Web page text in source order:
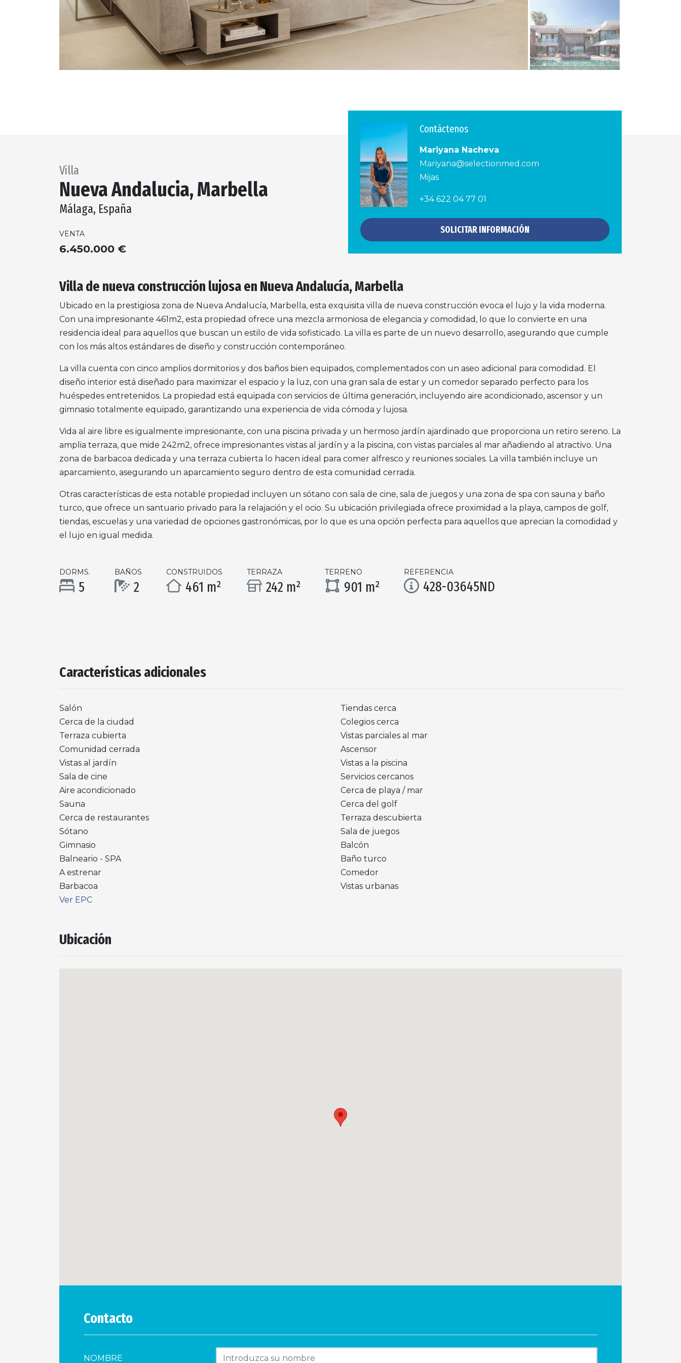
Villa
Nueva Andalucia, Marbella
Málaga, España
VENTA
6.450.000 €
Contáctenos
Mariyana Nacheva
Mariyana@selectionmed.com
Mijas
+34 622 04 77 01
SOLICITAR INFORMACIÓN
Villa de nueva construcción lujosa en Nueva Andalucía, Marbella
Ubicado en la prestigiosa zona de Nueva Andalucía, Marbella, esta exquisita villa de nueva construcción evoca el lujo y la vida moderna.
Con una impresionante 461m2, esta propiedad ofrece una mezcla armoniosa de elegancia y comodidad, lo que lo convierte en una
residencia ideal para aquellos que buscan un estilo de vida sofisticado. La villa es parte de un nuevo desarrollo, asegurando que cumple
con los más altos estándares de diseño y construcción contemporáneo.
La villa cuenta con cinco amplios dormitorios y dos baños bien equipados, complementados con un aseo adicional para comodidad. El
diseño interior está diseñado para maximizar el espacio y la luz, con una gran sala de estar y un comedor separado perfecto para los
huéspedes entretenidos. La propiedad está equipada con servicios de última generación, incluyendo aire acondicionado, ascensor y un
gimnasio totalmente equipado, garantizando una experiencia de vida cómoda y lujosa.
Vida al aire libre es igualmente impresionante, con una piscina privada y un hermoso jardín ajardinado que proporciona un retiro sereno. La
amplia terraza, que mide 242m2, ofrece impresionantes vistas al jardín y a la piscina, con vistas parciales al mar añadiendo al atractivo. Una
zona de barbacoa dedicada y una terraza cubierta lo hacen ideal para comer alfresco y reuniones sociales. La villa también incluye un
aparcamiento, asegurando un aparcamiento seguro dentro de esta comunidad cerrada.
Otras características de esta notable propiedad incluyen un sótano con sala de cine, sala de juegos y una zona de spa con sauna y baño
turco, que ofrece un santuario privado para la relajación y el ocio. Su ubicación privilegiada ofrece proximidad a la playa, campos de golf,
tiendas, escuelas y una variedad de opciones gastronómicas, por lo que es una opción perfecta para aquellos que aprecian la comodidad y
el lujo en igual medida.
DORMS.
5
BAÑOS
2
CONSTRUIDOS
461 m²
TERRAZA
242 m²
TERRENO
901 m²
REFERENCIA
428-03645ND
Características adicionales
Salón
Tiendas cerca
Cerca de la ciudad
Colegios cerca
Terraza cubierta
Vistas parciales al mar
Comunidad cerrada
Ascensor
Vistas al jardín
Vistas a la piscina
Sala de cine
Servicios cercanos
Aire acondicionado
Cerca de playa / mar
Sauna
Cerca del golf
Cerca de restaurantes
Terraza descubierta
Sótano
Sala de juegos
Gimnasio
Balcón
Balneario - SPA
Baño turco
A estrenar
Comedor
Barbacoa
Vistas urbanas
Ver EPC
Ubicación
Contacto
NOMBRE